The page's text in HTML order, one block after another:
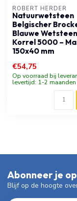
ROBERT HERDER
Natuurwetsteen
Belgischer
Blauwe
Korrel 5000 –
150x40 mm
€54,75
Op voorraad bij
levertijd: 1-2 maanden
Abonneer je
Blijf op de hoogte